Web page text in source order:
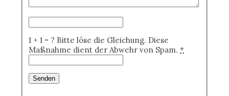
1 + 1 = ? Bitte löse die Gleichung. Diese
Maßnahme dient der Abwehr von Spam.*